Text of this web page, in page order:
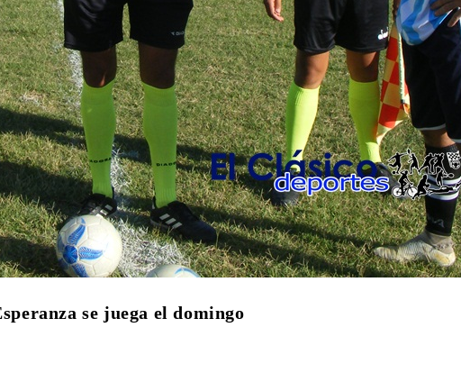
se juega el domingo